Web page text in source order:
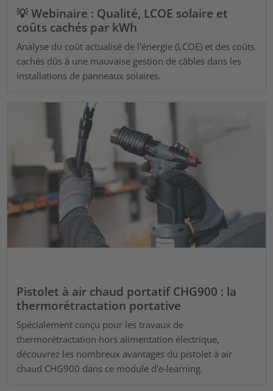
💡 Webinaire : Qualité, LCOE solaire et
coûts cachés par kWh
Analyse du coût actualisé de l'énergie (LCOE) et des coûts
cachés dûs à une mauvaise gestion de câbles dans les
installations de panneaux solaires.
Pistolet à air chaud portatif CHG900 : la
thermorétractation portative
Spécialement conçu pour les travaux de
thermorétractation hors alimentation électrique,
découvrez les nombreux avantages du pistolet à air
chaud CHG900 dans ce module d'e-learning.